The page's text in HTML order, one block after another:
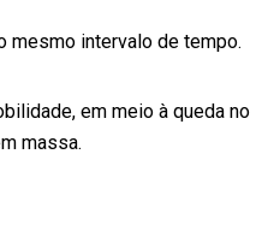
mesmo intervalo de tempo.
em meio à queda no
massa.